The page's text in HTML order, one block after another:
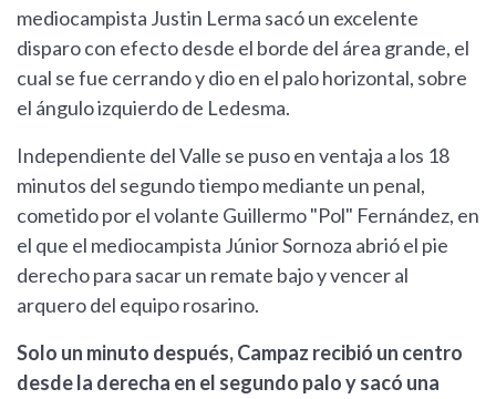
mediocampista Justin Lerma sacó un excelente
disparo con efecto desde el borde del área grande, el
cual se fue cerrando y dio en el palo horizontal, sobre
el ángulo izquierdo de Ledesma.
Independiente del Valle se puso en ventaja a los 18
minutos del segundo tiempo mediante un penal,
cometido por el volante Guillermo "Pol" Fernández, en
el que el mediocampista Júnior Sornoza abrió el pie
derecho para sacar un remate bajo y vencer al
arquero del equipo rosarino.
Solo un minuto después, Campaz recibió un centro
desde la derecha en el segundo palo y sacó una